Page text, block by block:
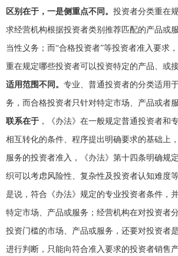
区别在于，一是侧重点不同。 投资者分类重在
求经营机构根据投资者类别推荐匹配的产品或
当性义务；而“合格投资者”等投资者准入要求，
重在规定哪些投资者可以投资特定的产品、或
适用范围不同。 专业、普通投资者的分类适用
务，而合格投资者只针对特定市场、产品或者服
联系在于 ，《办法》在一般规定普通投资者和
相互转化的条件、程序提出明确要求的基础上
服务的投资者准入，《办法》第十四条明确规
织可以考虑风险性、复杂性及投资者认知难度
是说，符合《办法》规定的专业投资者条件，
特定市场、产品或服务；经营机构在对投资者
投资门槛的市场、产品或服务，还要对投资者
进行判断，只能向符合准入要求的投资者销售